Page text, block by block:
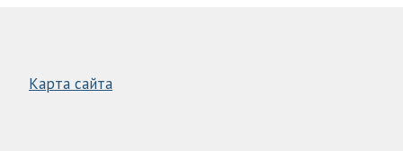
Карта сайта